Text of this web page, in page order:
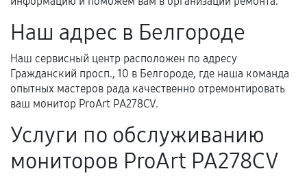
перегрев, коррозия.
Самостоятельный ремонт или вмешательство
третьих лиц.
Естественный износ деталей, если иное не
предусмотрено отдельно.
Обращение после окончания гарантийного
срока.
Программные сбои, если это не указано в
Наш адрес в Белгороде
Наш сервисный центр расположен по адресу
Гражданский просп., 10 в Белгороде, где наша команда
опытных мастеров рада качественно отремонтировать
ваш монитор ProArt PA278CV.
Услуги по обслуживанию
мониторов ProArt PA278CV